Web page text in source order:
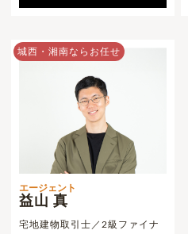
城西・湘南ならお任せ
エージェント
益山 真
宅地建物取引士／2級ファイナ